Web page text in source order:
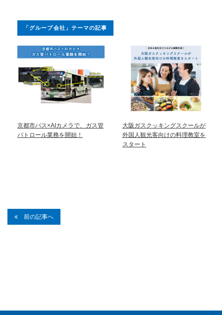
「グループ会社」テーマの記事
京都市バス×AIカメラで、ガス管
パトロール業務を開始！
大阪ガスクッキングスクールが
外国人観光客向けの料理教室を
スタート
前の記事へ